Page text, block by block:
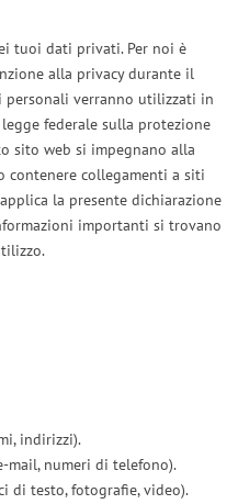
tuoi dati privati. Per noi è
alla privacy durante il
verranno utilizzati in
federale sulla protezione
sito web si impegnano alla
contenere collegamenti a siti
la presente dichiarazione
importanti si trovano
indirizzi).
mail, numeri di telefono).
di testo, fotografie, video).